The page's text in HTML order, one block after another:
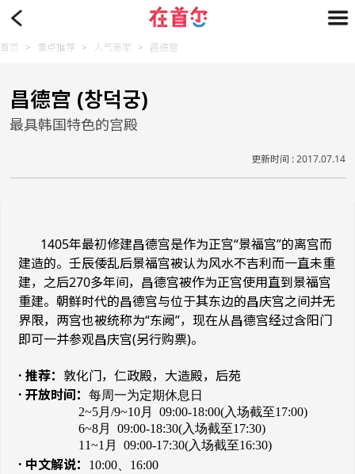
首页 > 景点推荐 > 人气商家 > 昌德宫
昌德宫 (창덕궁)
最具韩国特色的宫殿
更新时间 : 2017.07.14
1405年最初修建昌德宫是作为正宫“景福宫”的离宫而
建造的。壬辰倭乱后景福宫被认为风水不吉利而一直未重
建，之后270多年间，昌德宫被作为正宫使用直到景福宫
重建。朝鲜时代的昌德宫与位于其东边的昌庆宫之间并无
界限，两宫也被统称为“东阙”，现在从昌德宫经过含阳门
即可一并参观昌庆宫(另行购票)。
· 推荐： 敦化门，仁政殿，大造殿，后苑
· 开放时间：
每周一为定期休息日
2~5月/9~10月 09:00-18:00(入场截至17:00)
6~8月 09:00-18:30(入场截至17:30)
11~1月 09:00-17:30(入场截至16:30)
· 中文解说： 10:00、16:00